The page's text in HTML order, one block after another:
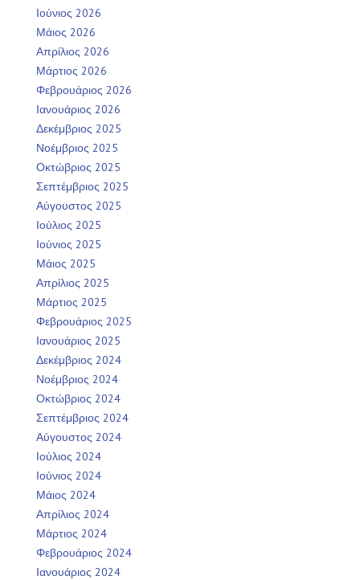
Ιούνιος 2026
Μάιος 2026
Απρίλιος 2026
Μάρτιος 2026
Φεβρουάριος 2026
Ιανουάριος 2026
Δεκέμβριος 2025
Νοέμβριος 2025
Οκτώβριος 2025
Σεπτέμβριος 2025
Αύγουστος 2025
Ιούλιος 2025
Ιούνιος 2025
Μάιος 2025
Απρίλιος 2025
Μάρτιος 2025
Φεβρουάριος 2025
Ιανουάριος 2025
Δεκέμβριος 2024
Νοέμβριος 2024
Οκτώβριος 2024
Σεπτέμβριος 2024
Αύγουστος 2024
Ιούλιος 2024
Ιούνιος 2024
Μάιος 2024
Απρίλιος 2024
Μάρτιος 2024
Φεβρουάριος 2024
Ιανουάριος 2024